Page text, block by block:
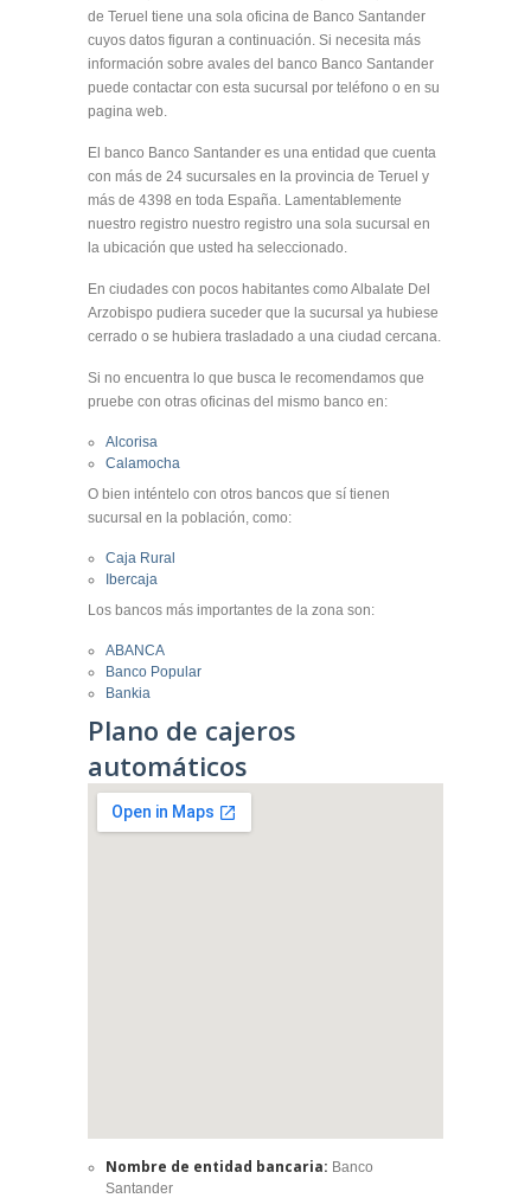
de Teruel tiene una sola oficina de Banco Santander
cuyos datos figuran a continuación. Si necesita más
información sobre avales del banco Banco Santander
puede contactar con esta sucursal por teléfono o en su
pagina web.
El banco Banco Santander es una entidad que cuenta
con más de 24 sucursales en la provincia de Teruel y
más de 4398 en toda España. Lamentablemente
nuestro registro nuestro registro una sola sucursal en
la ubicación que usted ha seleccionado.
En ciudades con pocos habitantes como Albalate Del
Arzobispo pudiera suceder que la sucursal ya hubiese
cerrado o se hubiera trasladado a una ciudad cercana.
Si no encuentra lo que busca le recomendamos que
pruebe con otras oficinas del mismo banco en:
Alcorisa
Calamocha
O bien inténtelo con otros bancos que sí tienen
sucursal en la población, como:
Caja Rural
Ibercaja
Los bancos más importantes de la zona son:
ABANCA
Banco Popular
Bankia
Plano de cajeros
automáticos
Nombre de entidad bancaria: Banco
Santander